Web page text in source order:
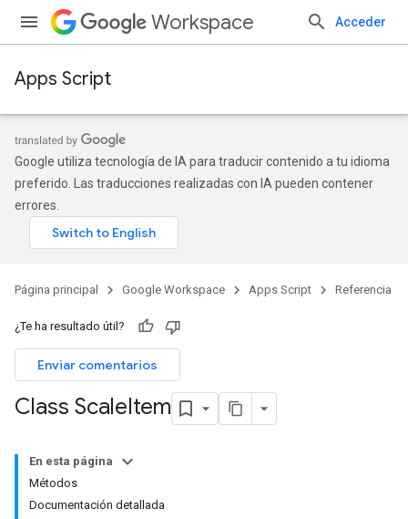
Workspace Acceder
Apps Script
Google utiliza tecnología de IA para traducir contenido a tu idioma
preferido. Las traducciones realizadas con IA pueden contener
errores.
Página principal Google Workspace Apps Script Referencia
¿Te ha resultado útil?
Enviar comentarios
Class ScaleItem
En esta página
Métodos
Documentación detallada